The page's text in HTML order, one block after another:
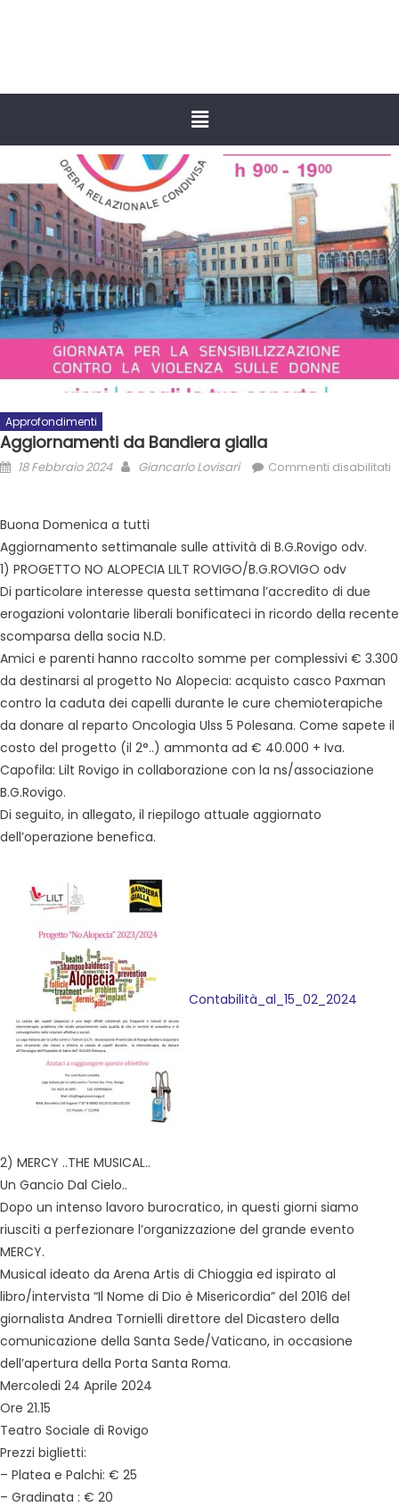
Approfondimenti
Aggiornamenti da Bandiera gialla
18 Febbraio 2024 Giancarlo Lovisari Commenti disabilitati
Buona Domenica a tutti
Aggiornamento settimanale sulle attività di B.G.Rovigo odv.
1) PROGETTO NO ALOPECIA LILT ROVIGO/B.G.ROVIGO odv
Di particolare interesse questa settimana l’accredito di due
erogazioni volontarie liberali bonificateci in ricordo della recente
scomparsa della socia N.D.
Amici e parenti hanno raccolto somme per complessivi € 3.300
da destinarsi al progetto No Alopecia: acquisto casco Paxman
contro la caduta dei capelli durante le cure chemioterapiche
da donare al reparto Oncologia Ulss 5 Polesana. Come sapete il
costo del progetto (il 2°..) ammonta ad € 40.000 + Iva.
Capofila: Lilt Rovigo in collaborazione con la ns/associazione
B.G.Rovigo.
Di seguito, in allegato, il riepilogo attuale aggiornato
dell’operazione benefica.
Contabilità_al_15_02_2024
2) MERCY ..THE MUSICAL..
Un Gancio Dal Cielo..
Dopo un intenso lavoro burocratico, in questi giorni siamo
riusciti a perfezionare l’organizzazione del grande evento
MERCY.
Musical ideato da Arena Artis di Chioggia ed ispirato al
libro/intervista “Il Nome di Dio è Misericordia” del 2016 del
giornalista Andrea Tornielli direttore del Dicastero della
comunicazione della Santa Sede/Vaticano, in occasione
dell’apertura della Porta Santa Roma.
Mercoledi 24 Aprile 2024
Ore 21.15
Teatro Sociale di Rovigo
Prezzi biglietti:
– Platea e Palchi: € 25
– Gradinata : € 20